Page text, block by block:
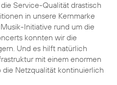
Service-Qualität drastisch
in unsere Kernmarke
Initiative rund um die
konnten wir die
Und es hilft natürlich
mit einem enormen
die Netzqualität kontinuierlich